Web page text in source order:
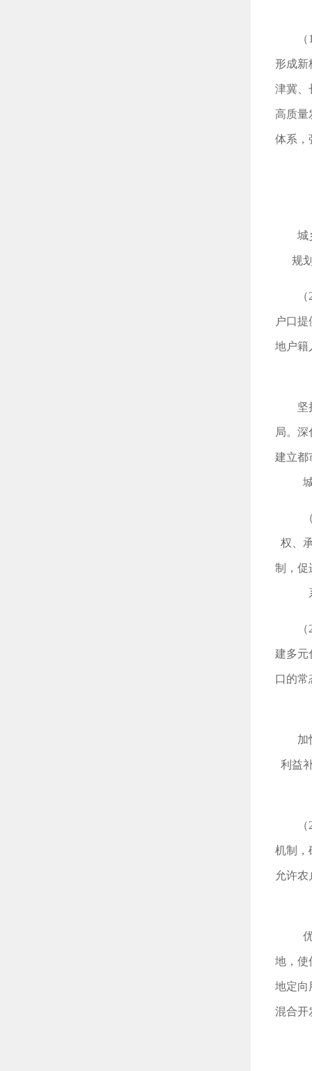
形成新
津冀、
高质量
体系，
城
规
户口
地户籍
坚
局。
建立都
权、
制，促
建多元
口的常
加
利益
机制，
允许
地，使
地定向
混合开